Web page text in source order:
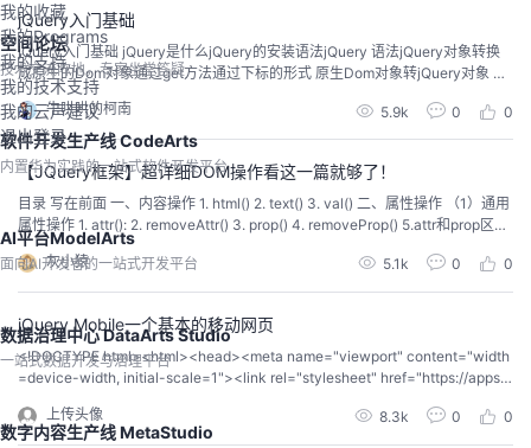
空间论坛
技术交流阵地，专家坐堂答疑
软件开发生产线 CodeArts
内置华为实践的一站式软件开发平台
AI平台ModelArts
面向AI开发者的一站式开发平台
数据治理中心 DataArts Studio
一站式数据开发与治理平台
数字内容生产线 MetaStudio
我的收藏
我的Programs
我的支持
我的技术支持
我的云声建议
退出登录
jQuery入门基础
jQuery入门基础 jQuery是什么jQuery的安装语法jQuery 语法jQuery对象转换
成原生的Dom对象通过get方法通过下标的形式 原生Dom对象转jQuery对象 文
档就绪事件 jQuery是什么 jQuery是一个JavaScript函数库。 jQuery是一个轻
牛哄哄的柯南 5.9k 0 0
【JQuery框架】超详细DOM操作看这一篇就够了！
目录 写在前面 一、内容操作 1. html() 2. text() 3. val() 二、属性操作 （1）通用
属性操作 1. attr(): 2. removeAttr() 3. prop() 4. removeProp() 5.attr和prop区别
灰小猿
5.1k 0 0
jQuery Mobile一个基本的移动网页
<!DOCTYPE html><html><head><meta name="viewport" content="width
=device-width, initial-scale=1"><link rel="stylesheet" href="https://apps.b
上传头像
8.3k 0 0